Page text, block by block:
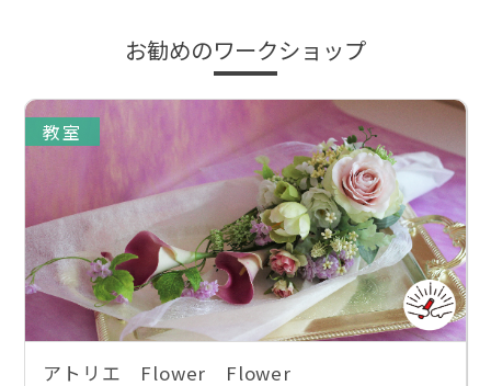
お勧めのワークショップ
教室
アトリエ Flower Flower